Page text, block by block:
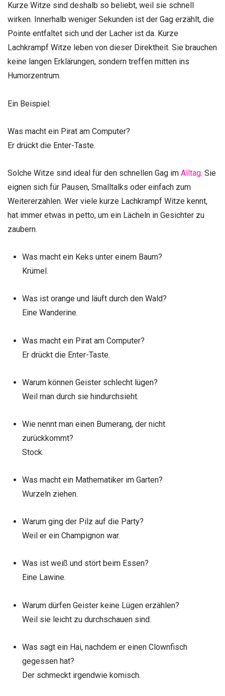
Kurze Witze sind deshalb so beliebt, weil sie schnell
wirken. Innerhalb weniger Sekunden ist der Gag erzählt, die
Pointe entfaltet sich und der Lacher ist da. Kurze
Lachkrampf Witze leben von dieser Direktheit. Sie brauchen
keine langen Erklärungen, sondern treffen mitten ins
Humorzentrum.
Ein Beispiel:
Was macht ein Pirat am Computer?
Er drückt die Enter-Taste.
Solche Witze sind ideal für den schnellen Gag im Alltag. Sie
eignen sich für Pausen, Smalltalks oder einfach zum
Weitererzählen. Wer viele kurze Lachkrampf Witze kennt,
hat immer etwas in petto, um ein Lächeln in Gesichter zu
zaubern.
Was macht ein Keks unter einem Baum?
Krümel.
Was ist orange und läuft durch den Wald?
Eine Wanderine.
Was macht ein Pirat am Computer?
Er drückt die Enter-Taste.
Warum können Geister schlecht lügen?
Weil man durch sie hindurchsieht.
Wie nennt man einen Bumerang, der nicht
zurückkommt?
Stock.
Was macht ein Mathematiker im Garten?
Wurzeln ziehen.
Warum ging der Pilz auf die Party?
Weil er ein Champignon war.
Was ist weiß und stört beim Essen?
Eine Lawine.
Warum dürfen Geister keine Lügen erzählen?
Weil sie leicht zu durchschauen sind.
Was sagt ein Hai, nachdem er einen Clownfisch
gegessen hat?
Der schmeckt irgendwie komisch.